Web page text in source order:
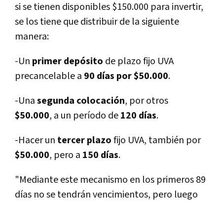
si se tienen disponibles $150.000 para invertir,
se los tiene que distribuir de la siguiente
manera:
-Un primer depósito de plazo fijo UVA
precancelable a 90 días por $50.000.
-Unasegunda colocación, por otros
$50.000, a un período de120 días.
-Hacer un tercer plazofijo UVA, también por
$50.000, pero a 150 días.
"Mediante este mecanismo en los primeros 89
días no se tendrán vencimientos, pero luego